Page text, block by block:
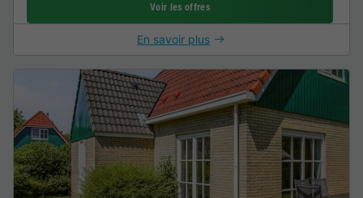
Voir les offres
En savoir plus